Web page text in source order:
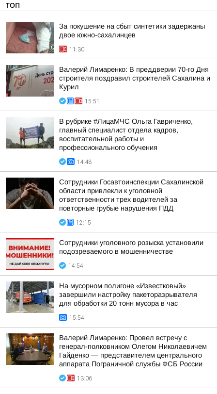
ТОП
За покушение на сбыт синтетики задержаны
двое южно-сахалинцев
11:30
Валерий Лимаренко: В преддверии 70-го Дня
строителя поздравил строителей Сахалина и
Курил
15:51
В рубрике #ЛицаМЧС Ольга Гавриченко,
главный специалист отдела кадров,
воспитательной работы и
профессионального обучения
14:48
Сотрудники Госавтоинспекции Сахалинской
области привлекли к уголовной
ответственности трех водителей за
повторные грубые нарушения ПДД
12:15
Сотрудники уголовного розыска установили
подозреваемого в мошенничестве
14:54
На мусорном полигоне «Известковый»
завершили настройку пакеторазрывателя
для обработки 20 тонн мусора в час
15:54
Валерий Лимаренко: Провел встречу с
генерал-полковником Олегом Николаевичем
Гайденко — представителем центрального
аппарата Пограничной службы ФСБ России
13:06